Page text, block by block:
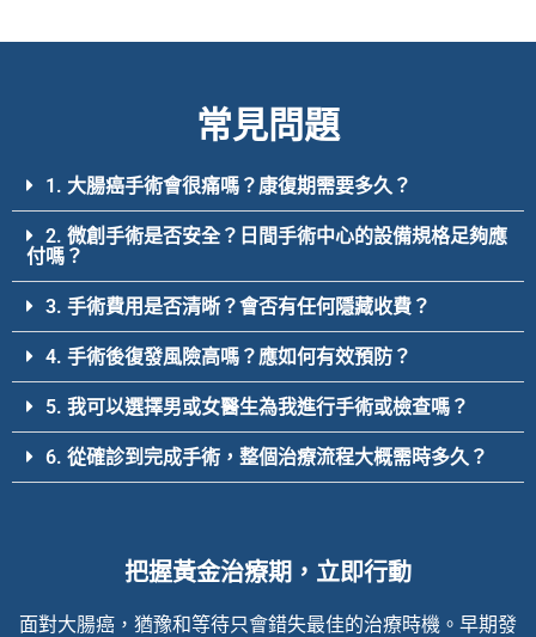
常見問題
1. 大腸癌手術會很痛嗎？康復期需要多久？
2. 微創手術是否安全？日間手術中心的設備規格足夠應
付嗎？
3. 手術費用是否清晰？會否有任何隱藏收費？
4. 手術後復發風險高嗎？應如何有效預防？
5. 我可以選擇男或女醫生為我進行手術或檢查嗎？
6. 從確診到完成手術，整個治療流程大概需時多久？
把握黃金治療期，立即行動
面對大腸癌，猶豫和等待只會錯失最佳的治療時機。早期發